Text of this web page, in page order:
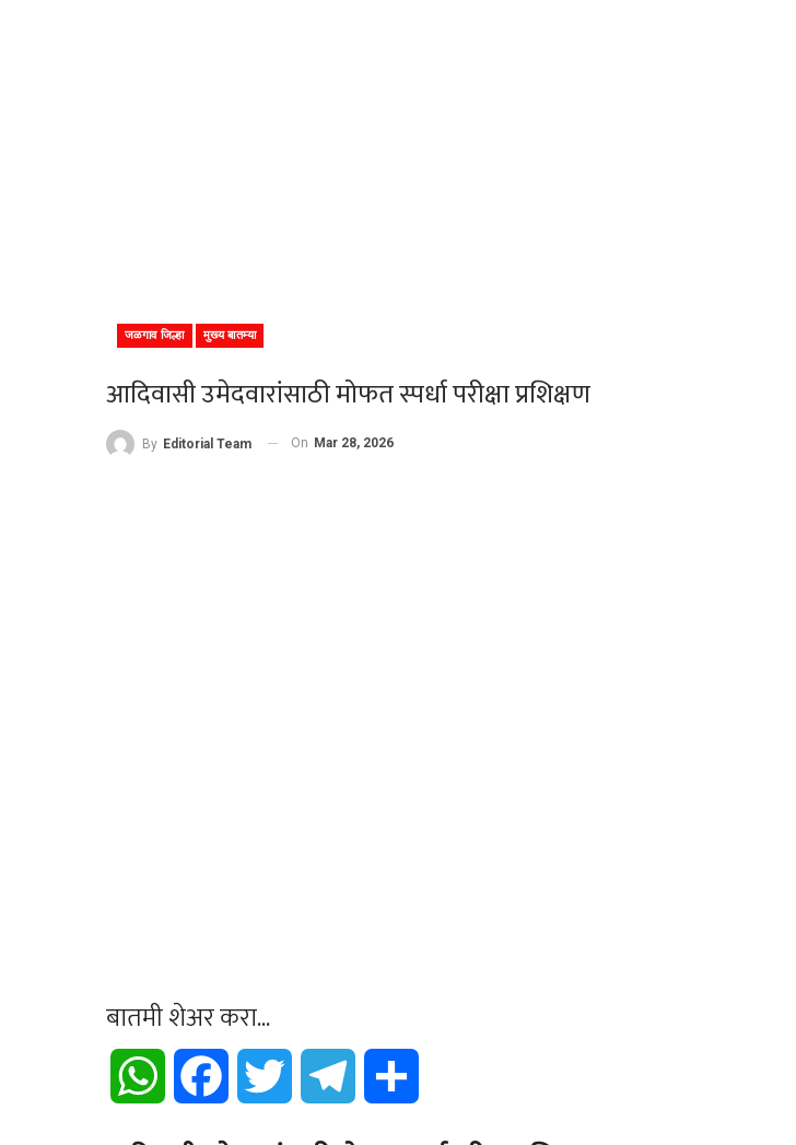
जळगाव जिल्हा मुख्य बातम्या
आदिवासी उमेदवारांसाठी मोफत स्पर्धा परीक्षा प्रशिक्षण
By Editorial Team On Mar 28, 2026
बातमी शेअर करा...
WhatsApp Facebook Twitter Telegram